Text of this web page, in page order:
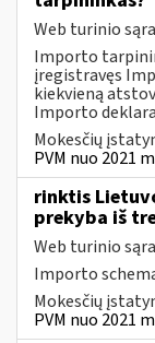
Web turinio
Importo
įregistravęs
kiekvieną
Importo
Mokesčių
PVM nuo 2021
rinktis
prekyba iš
Web turinio
Importo
Mokesčių
PVM nuo 2021